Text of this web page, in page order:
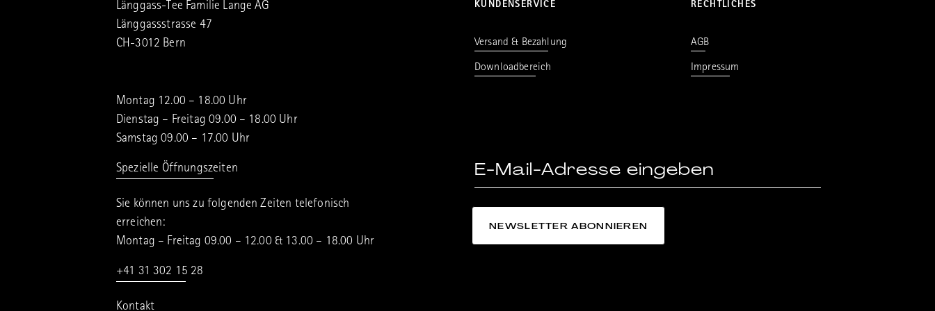
Länggass-Tee Familie Lange AG
Länggassstrasse 47
CH-3012 Bern
Montag 12.00 – 18.00 Uhr
Dienstag – Freitag 09.00 – 18.00 Uhr
Samstag 09.00 – 17.00 Uhr
Spezielle Öffnungszeiten
Sie können uns zu folgenden Zeiten telefonisch
erreichen:
Montag – Freitag 09.00 – 12.00 & 13.00 – 18.00 Uhr
+41 31 302 15 28
Kontakt
KUNDENSERVICE
Versand & Bezahlung
Downloadbereich
RECHTLICHES
AGB
Impressum